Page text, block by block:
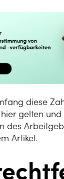
diese
gelten
des
Artikel.